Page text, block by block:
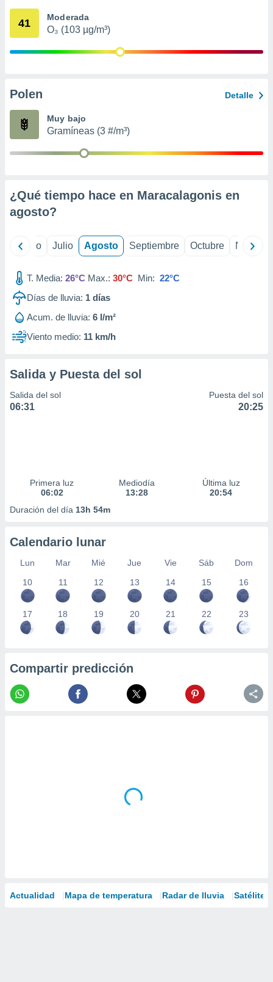
mediante
publicidad
de
41 Moderada
O₃ (103 µg/m³)
Polen Detalle
Muy bajo
Gramíneas (3 #/m³)
¿Qué tiempo hace en Maracalagonis en
agosto?
Junio Julio Agosto Septiembre Octubre
T. Media: 26°C Max.: 30°C Min: 22°C
Días de lluvia: 1 días
Acum. de lluvia: 6 l/m²
Viento medio: 11 km/h
Salida y Puesta del sol
Salida del sol
06:31
Puesta del sol
20:25
Primera luz
06:02
Mediodía
13:28
Última luz
20:54
Duración del día 13h 54m
Calendario lunar
Lun Mar Mié Jue Vie Sáb
Dom
10
11 12 13 14 15 16
17 18 19 20 21 22 23
Compartir predicción
Actualidad Mapa de temperatura Radar de lluvia Satélites